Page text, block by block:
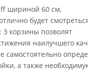
шириной 60 см,
будет
3 корзины позволят
наилучшего
а также